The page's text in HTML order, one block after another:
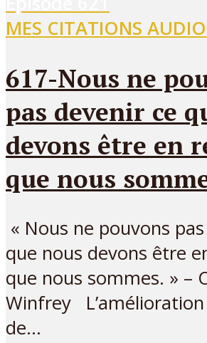
MES CITATIONS
617-Nous ne
pas devenir ce
devons être en
que nous
« Nous ne pouvons
que nous devons être
que nous sommes. » –
Winfrey
de...